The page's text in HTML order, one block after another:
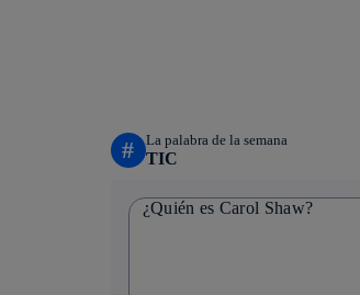
# La palabra de la semana
TIC
¿Quién es Carol Shaw?